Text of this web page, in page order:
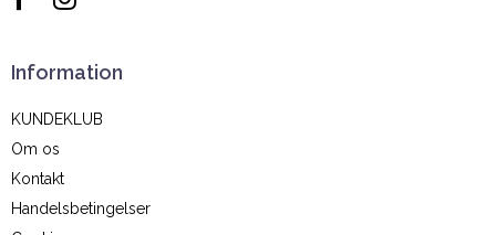
Information
KUNDEKLUB
Om os
Kontakt
Handelsbetingelser